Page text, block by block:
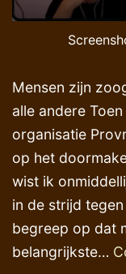
Mensen zijn
alle andere
organisatie
op het
wist ik
in de strijd
begreep op dat
belangrijkste…